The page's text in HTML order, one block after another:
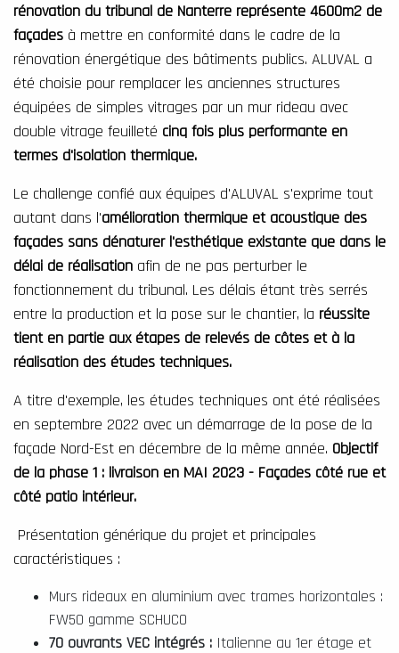
rénovation du tribunal de Nanterre représente 4600m2 de
façades à mettre en conformité dans le cadre de la
rénovation énergétique des bâtiments publics. ALUVAL a
été choisie pour remplacer les anciennes structures
équipées de simples vitrages par un mur rideau avec
double vitrage feuilleté cinq fois plus performante en
termes d'isolation thermique.
Le challenge confié aux équipes d'ALUVAL s'exprime tout
autant dans l'amélioration thermique et acoustique des
façades sans dénaturer l'esthétique existante que dans le
délai de réalisation afin de ne pas perturber le
fonctionnement du tribunal. Les délais étant très serrés
entre la production et la pose sur le chantier, la réussite
tient en partie aux étapes de relevés de côtes et à la
réalisation des études techniques.
A titre d'exemple, les études techniques ont été réalisées
en septembre 2022 avec un démarrage de la pose de la
façade Nord-Est en décembre de la même année. Objectif
de la phase 1 : livraison en MAI 2023 - Façades côté rue et
côté patio intérieur.
Présentation générique du projet et principales
caractéristiques :
Murs rideaux en aluminium avec trames horizontales :
FW50 gamme SCHUCO
70 ouvrants VEC intégrés : Italienne au 1er étage et